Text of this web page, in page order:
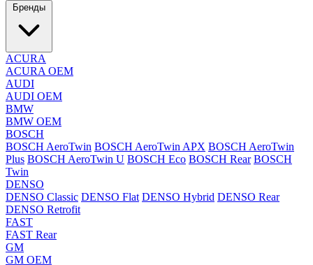
Бренды
ACURA
ACURA OEM
AUDI
AUDI OEM
BMW
BMW OEM
BOSCH
BOSCH AeroTwin BOSCH AeroTwin APX BOSCH AeroTwin
Plus BOSCH AeroTwin U BOSCH Eco BOSCH Rear BOSCH
Twin
DENSO
DENSO Classic DENSO Flat DENSO Hybrid DENSO Rear
DENSO Retrofit
FAST
FAST Rear
GM
GM OEM